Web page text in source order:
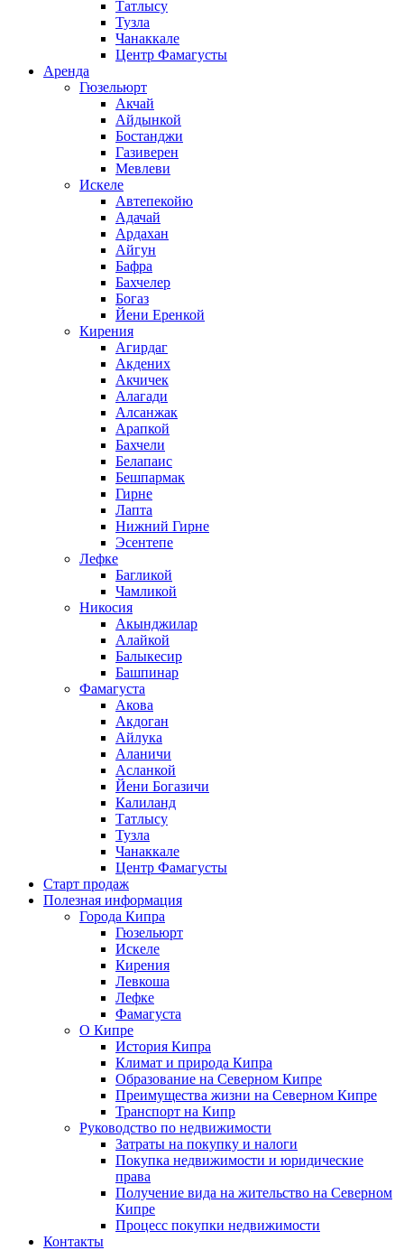
Татлысу
Тузла
Чанаккале
Центр Фамагусты
Аренда
Гюзельюрт
Акчай
Айдынкой
Бостанджи
Газиверен
Мевлеви
Искеле
Автепекойю
Адачай
Ардахан
Айгун
Бафра
Бахчелер
Богаз
Йени Еренкой
Кирения
Агирдаг
Акдених
Акчичек
Алагади
Алсанжак
Арапкой
Бахчели
Белапаис
Бешпармак
Гирне
Лапта
Нижний Гирне
Эсентепе
Лефке
Багликой
Чамликой
Никосия
Акынджилар
Алайкой
Балыкесир
Башпинар
Фамагуста
Акова
Акдоган
Айлука
Аланичи
Асланкой
Йени Богазичи
Калиланд
Татлысу
Тузла
Чанаккале
Центр Фамагусты
Старт продаж
Полезная информация
Города Кипра
Гюзельюрт
Искеле
Кирения
Левкоша
Лефке
Фамагуста
О Кипре
История Кипра
Климат и природа Кипра
Образование на Северном Кипре
Преимущества жизни на Северном Кипре
Транспорт на Кипр
Руководство по недвижимости
Затраты на покупку и налоги
Покупка недвижимости и юридические
права
Получение вида на жительство на Северном
Кипре
Процесс покупки недвижимости
Контакты